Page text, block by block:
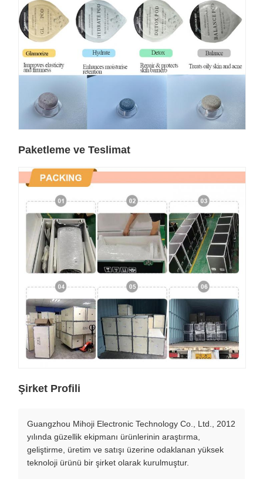
Paketleme ve Teslimat
Şirket Profili
Guangzhou Mihoji Electronic Technology Co., Ltd., 2012
yılında güzellik ekipmanı ürünlerinin araştırma,
geliştirme, üretim ve satışı üzerine odaklanan yüksek
teknoloji ürünü bir şirket olarak kurulmuştur.